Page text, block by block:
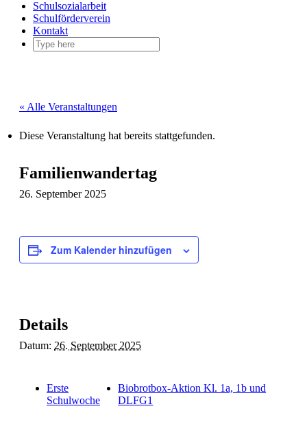
Schulsozialarbeit
Schulförderverein
Kontakt
« Alle Veranstaltungen
Diese Veranstaltung hat bereits stattgefunden.
Familienwandertag
26. September 2025
Zum Kalender hinzufügen
Details
Datum: 26. September 2025
Erste
Schulwoche
Biobrotbox-Aktion Kl. 1a, 1b und
DLFG1